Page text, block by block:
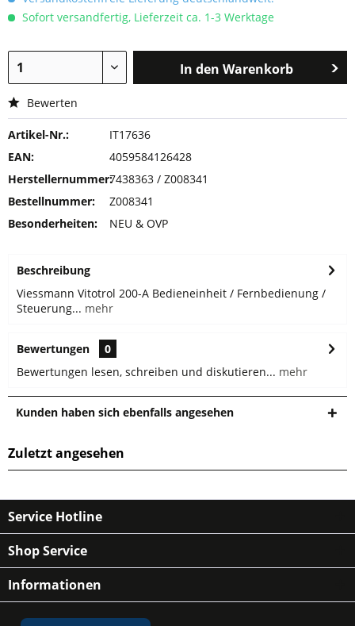
Sofort versandfertig, Lieferzeit ca. 1-3 Werktage
In den Warenkorb
Bewerten
Artikel-Nr.:
IT17636
EAN:
4059584126428
Herstellernummer:7438363 / Z008341
Bestellnummer:
Z008341
Besonderheiten:
NEU & OVP
Beschreibung
Viessmann Vitotrol 200-A Bedieneinheit / Fernbedienung /
Steuerung... mehr
Bewertungen
0
Bewertungen lesen, schreiben und diskutieren... mehr
Kunden haben sich ebenfalls angesehen
Zuletzt angesehen
Service Hotline
Shop Service
Informationen